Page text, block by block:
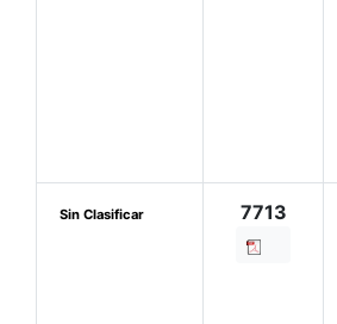
Sin Clasificar 7713